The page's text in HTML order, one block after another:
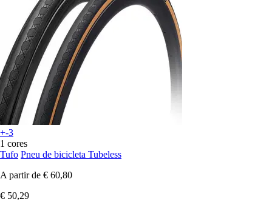
+-3
1 cores
Tufo Pneu de bicicleta Tubeless
A partir de € 60,80
€ 50,29